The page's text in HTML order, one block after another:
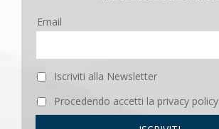
Email
Iscriviti alla Newsletter
Procedendo accetti la privacy policy